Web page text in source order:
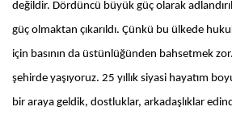
değildir. Dördüncü büyük güç olarak
güç olmaktan çıkarıldı. Çünkü bu ülkede
için basının da üstünlüğünden bahsetmek
şehirde yaşıyoruz. 25 yıllık siyasi hayatım
bir araya geldik, dostluklar, arkadaşlıklar